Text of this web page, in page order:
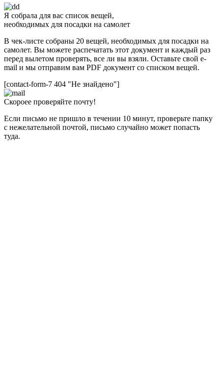
Я собрала для вас список вещей,
необходимых для посадки на самолет
В чек-листе собраны 20 вещей, необходимых для посадки на
самолет. Вы можете распечатать этот документ и каждый раз
перед вылетом проверять, все ли вы взяли. Оставьте свой e-
mail и мы отправим вам PDF документ со списком вещей.
[contact-form-7 404 "Не знайдено"]
Скороее проверяйте почту!
Если письмо не пришло в течении 10 минут, проверьте папку
с нежелательной почтой, письмо случайно может попасть
туда.